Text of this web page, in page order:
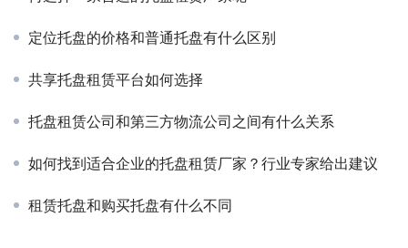
定位托盘的价格和普通托盘有什么区别
共享托盘租赁平台如何选择
托盘租赁公司和第三方物流公司之间有什么关系
如何找到适合企业的托盘租赁厂家？行业专家给出建议
租赁托盘和购买托盘有什么不同